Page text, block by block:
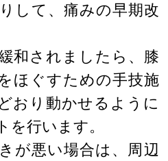
して、痛みの早期改
和されましたら、膝
ほぐすための手技施
おり動かせるように
を行います。
が悪い場合は、周辺